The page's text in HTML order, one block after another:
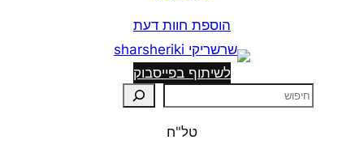
הוספת חוות דעת
לשיתוף בפייסבוק
טל"ח